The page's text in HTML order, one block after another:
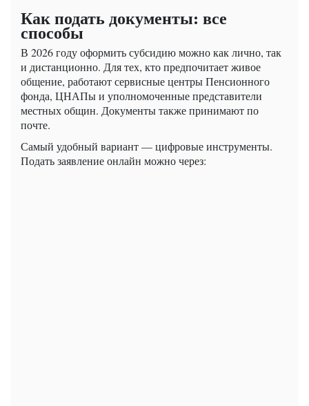
Как подать документы: все
способы
В 2026 году оформить субсидию можно как лично, так
и дистанционно. Для тех, кто предпочитает живое
общение, работают сервисные центры Пенсионного
фонда, ЦНАПы и уполномоченные представители
местных общин. Документы также принимают по
почте.
Самый удобный вариант — цифровые инструменты.
Подать заявление онлайн можно через: